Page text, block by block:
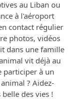
au Liban ou
à l'aéroport
contact régulier
photos, vidéos
dans une famille
vit déjà au
participer à un
? Aidez-
des vies !